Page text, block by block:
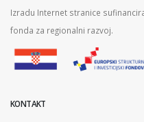
Izradu Internet stranice
fonda za regionalni razvoj.
KONTAKT